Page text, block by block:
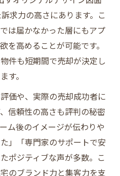
求力の高さにあります。こ
は届かなかった層にもアプ
を高めることが可能です。
件も短期間で売却が決定し
す。
価や、実際の売却成功者に
信頼性の高さも評判の秘密
ム後のイメージが伝わりや
」「専門家のサポートで安
ポジティブな声が多数。こ